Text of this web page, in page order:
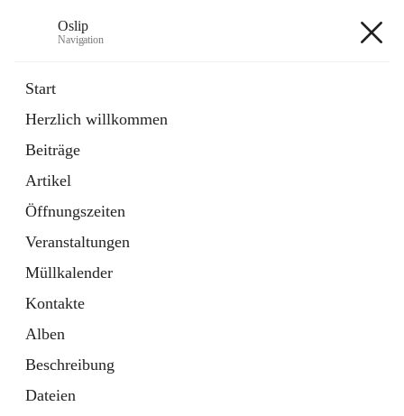
Oslip
Navigation
Start
Herzlich willkommen
Beiträge
Artikel
Öffnungszeiten
Veranstaltungen
Müllkalender
Kontakte
Alben
Beschreibung
Dateien
Externe Webseite
in
Tab
Bundeskanzleramt Österreich
Externe Webseite
öffnet
in
neuem
Tab